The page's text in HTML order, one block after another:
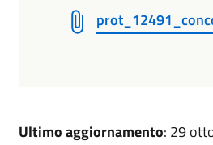
Ultimo aggiornamento: 29